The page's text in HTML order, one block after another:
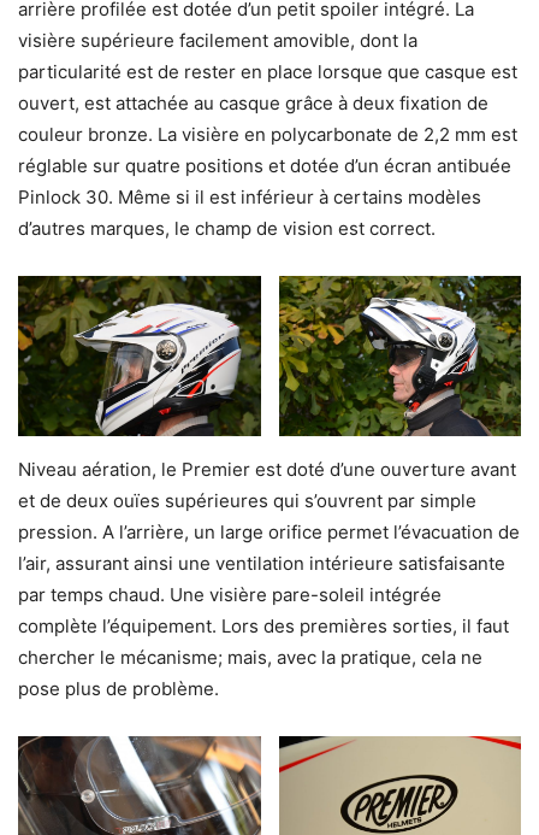
arrière profilée est dotée d’un petit spoiler intégré. La
visière supérieure facilement amovible, dont la
particularité est de rester en place lorsque que casque est
ouvert, est attachée au casque grâce à deux fixation de
couleur bronze. La visière en polycarbonate de 2,2 mm est
réglable sur quatre positions et dotée d’un écran antibuée
Pinlock 30. Même si il est inférieur à certains modèles
d’autres marques, le champ de vision est correct.
Niveau aération, le Premier est doté d’une ouverture avant
et de deux ouïes supérieures qui s’ouvrent par simple
pression. A l’arrière, un large orifice permet l’évacuation de
l’air, assurant ainsi une ventilation intérieure satisfaisante
par temps chaud. Une visière pare-soleil intégrée
complète l’équipement. Lors des premières sorties, il faut
chercher le mécanisme; mais, avec la pratique, cela ne
pose plus de problème.